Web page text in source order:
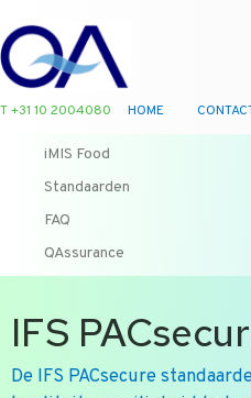
T +31 10 2004080 HOME
iMIS Food
Standaarden
FAQ
QAssurance
IFS
De IFS PACsecure